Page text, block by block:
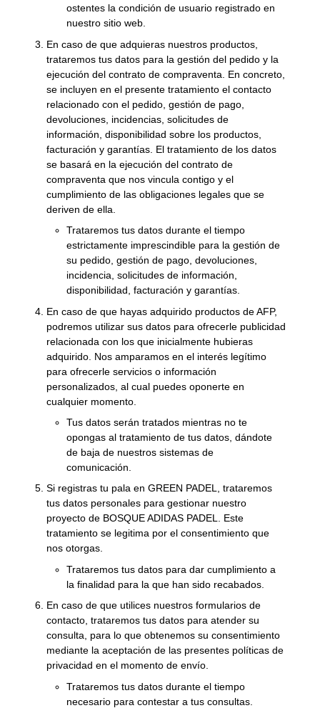
ostentes la condición de usuario registrado en
nuestro sitio web.
En caso de que adquieras nuestros productos,
trataremos tus datos para la gestión del pedido y la
ejecución del contrato de compraventa. En concreto,
se incluyen en el presente tratamiento el contacto
relacionado con el pedido, gestión de pago,
devoluciones, incidencias, solicitudes de
información, disponibilidad sobre los productos,
facturación y garantías. El tratamiento de los datos
se basará en la ejecución del contrato de
compraventa que nos vincula contigo y el
cumplimiento de las obligaciones legales que se
deriven de ella.
Trataremos tus datos durante el tiempo
estrictamente imprescindible para la gestión de
su pedido, gestión de pago, devoluciones,
incidencia, solicitudes de información,
disponibilidad, facturación y garantías.
En caso de que hayas adquirido productos de AFP,
podremos utilizar sus datos para ofrecerle publicidad
relacionada con los que inicialmente hubieras
adquirido. Nos amparamos en el interés legítimo
para ofrecerle servicios o información
personalizados, al cual puedes oponerte en
cualquier momento.
Tus datos serán tratados mientras no te
opongas al tratamiento de tus datos, dándote
de baja de nuestros sistemas de
comunicación.
Si registras tu pala en GREEN PADEL, trataremos
tus datos personales para gestionar nuestro
proyecto de BOSQUE ADIDAS PADEL. Este
tratamiento se legitima por el consentimiento que
nos otorgas.
Trataremos tus datos para dar cumplimiento a
la finalidad para la que han sido recabados.
En caso de que utilices nuestros formularios de
contacto, trataremos tus datos para atender su
consulta, para lo que obtenemos su consentimiento
mediante la aceptación de las presentes políticas de
privacidad en el momento de envío.
Trataremos tus datos durante el tiempo
necesario para contestar a tus consultas.